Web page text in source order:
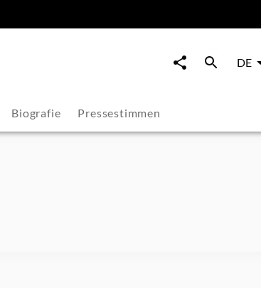
DE
Biografie Pressestimmen